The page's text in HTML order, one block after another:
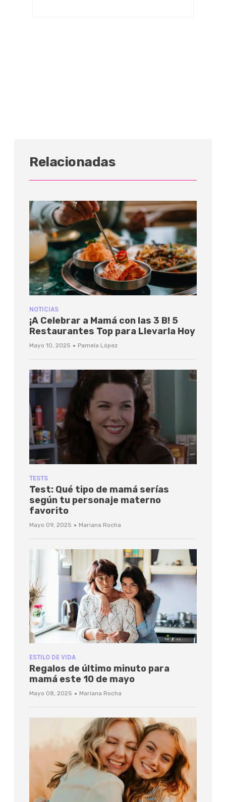
Relacionadas
NOTICIAS
¡A Celebrar a Mamá con las 3 B! 5
Restaurantes Top para Llevarla Hoy
Mayo 10, 2025 · Pamela López
TESTS
Test: Qué tipo de mamá serías
según tu personaje materno
favorito
Mayo 09, 2025 · Mariana Rocha
ESTILO DE VIDA
Regalos de último minuto para
mamá este 10 de mayo
Mayo 08, 2025 · Mariana Rocha